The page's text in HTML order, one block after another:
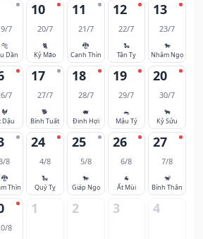
7
🐅
Dần
10
20/7
🐈
Kỷ Mão
11
21/7
🐉
Canh Thìn
12
22/7
🐍
Tân Tỵ
13
23/7
🐎
Nhâm Ngọ
7
🐓
Dậu
17
27/7
🐕
Bính Tuất
18
28/7
🐖
Đinh Hợi
19
29/7
🐀
Mậu Tý
20
30/7
🐂
Kỷ Sửu
8
🐉
Thìn
24
4/8
🐍
Quý Tỵ
25
5/8
🐎
Giáp Ngọ
26
6/8
🐐
Ất Mùi
27
7/8
🐒
Bính Thân
8
1 2 3 4